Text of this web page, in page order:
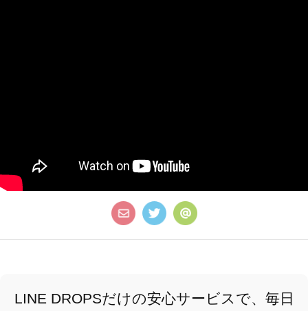
LINE DROPSだけの安心サービスで、毎日